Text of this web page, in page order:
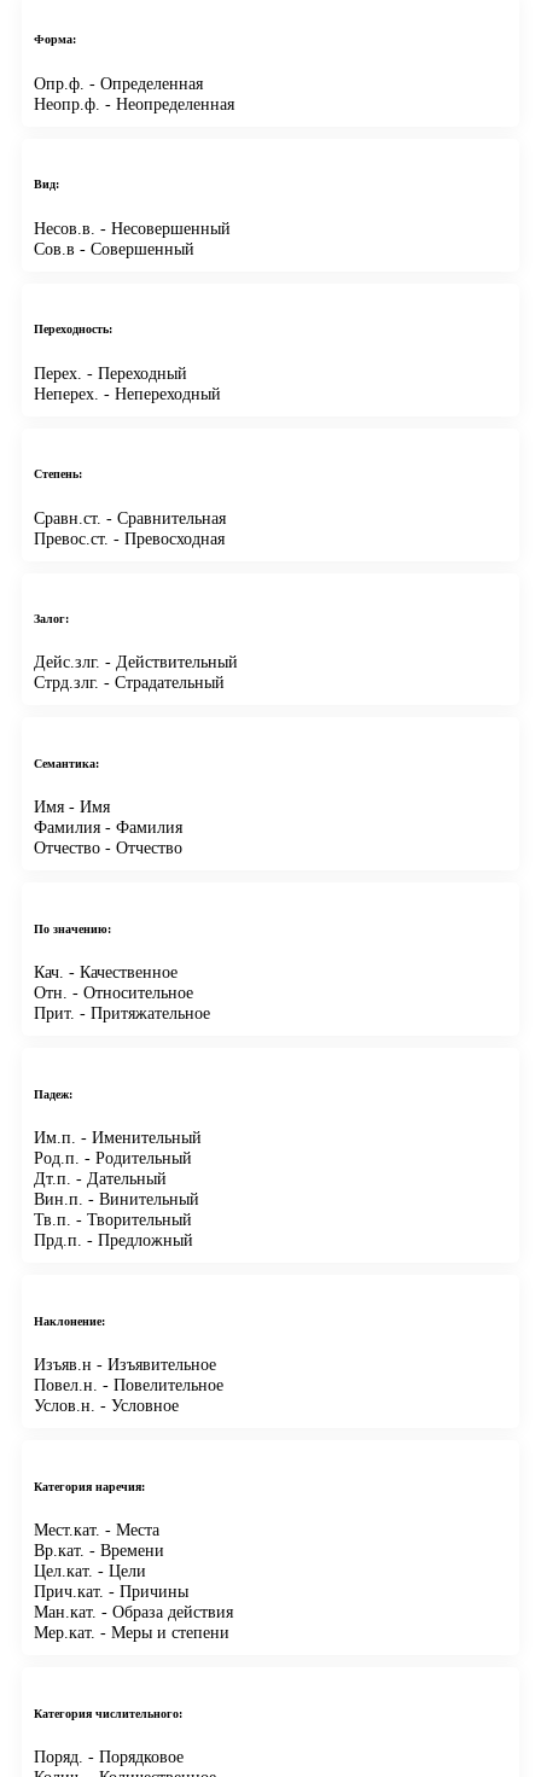
Форма:
Опр.ф. - Определенная
Неопр.ф. - Неопределенная
Вид:
Несов.в. - Несовершенный
Сов.в - Совершенный
Переходность:
Перех. - Переходный
Неперех. - Непереходный
Степень:
Сравн.ст. - Сравнительная
Превос.ст. - Превосходная
Залог:
Дейс.злг. - Действительный
Стрд.злг. - Страдательный
Семантика:
Имя - Имя
Фамилия - Фамилия
Отчество - Отчество
По значению:
Кач. - Качественное
Отн. - Относительное
Прит. - Притяжательное
Падеж:
Им.п. - Именительный
Род.п. - Родительный
Дт.п. - Дательный
Вин.п. - Винительный
Тв.п. - Творительный
Прд.п. - Предложный
Наклонение:
Изъяв.н - Изъявительное
Повел.н. - Повелительное
Услов.н. - Условное
Категория наречия:
Мест.кат. - Места
Вр.кат. - Времени
Цел.кат. - Цели
Прич.кат. - Причины
Ман.кат. - Образа действия
Мер.кат. - Меры и степени
Категория числительного:
Поряд. - Порядковое